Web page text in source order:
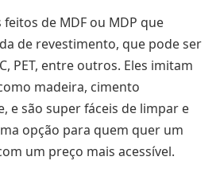
feitos de MDF ou MDP que
de revestimento, que pode ser
PET, entre outros. Eles imitam
madeira, cimento
e são super fáceis de limpar e
opção para quem quer um
um preço mais acessível.